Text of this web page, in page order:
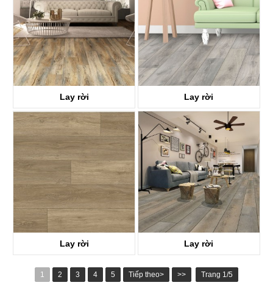
Lay rời
KTV8008
Lay rời
KTV8021
Lay rời Lay rời
1 2 3 4 5 Tiếp theo> >> Trang 1/5